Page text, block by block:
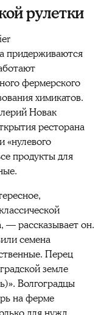
рулетки
придерживаются
фермерского
химикатов.
Новак
ресторана
«нулевого
продукты для
— рассказывает он.
семена
Перец
земле
Волгоградцы
на ферме